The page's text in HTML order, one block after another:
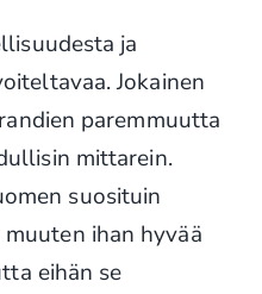
ja
Jokainen
paremmuutta
mittarein.
suosituin
ihan hyvää
eihän se